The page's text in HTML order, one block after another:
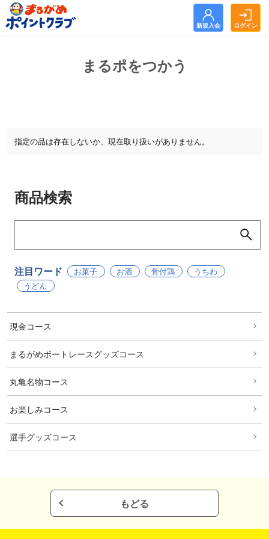
新規入会 ログイン
新規入会 ログイン
まるポをつかう
よくある質問
利用規約
お問い合わせ
まるポをつかう
商品検索
注目ワード お菓子 お酒 骨付鶏
うちわ
うどん
現金コース
まるがめボートレースグッズコース
丸亀名物コース
お楽しみコース
選手グッズコース
指定の品は存在しないか、現在取り扱いがありません。
もどる